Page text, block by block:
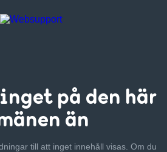
på den här
än
till att inget innehåll visas. Om du